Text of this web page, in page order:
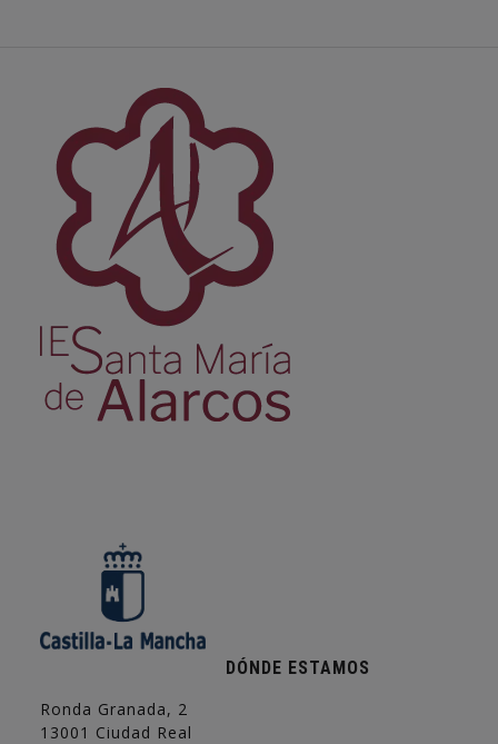
DÓNDE ESTAMOS
Ronda Granada, 2
13001 Ciudad Real